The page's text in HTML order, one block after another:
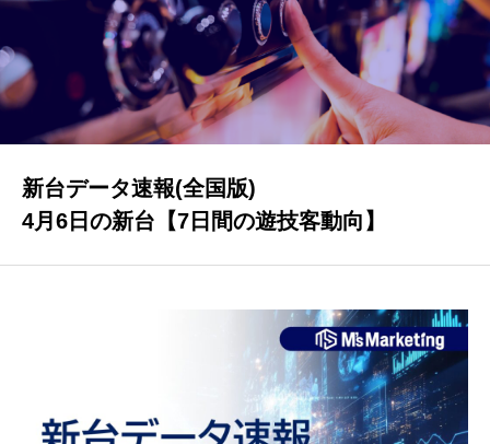
全国主要都市「駅別乗降者数総覧2025」
パチンコ・パチスロ業界データ
新台データ速報(全国版)
4月6日の新台【7日間の遊技客動向】